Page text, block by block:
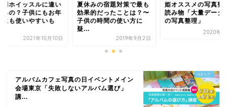
用ホイッスルに違い
るの？子供にもお年
にも使いやすいも
2021年10月10日
夏休みの宿題対策で最も
効果的だったことは？〜
子供の時間の使い方に
疑...
2019年9月2日
姫オススメの写真整
読み物「大量データ
の写真整理」
2020年4
アルバムカフェ写真の日イベントメイン
会場東京「失敗しないアルバム選び」
講...